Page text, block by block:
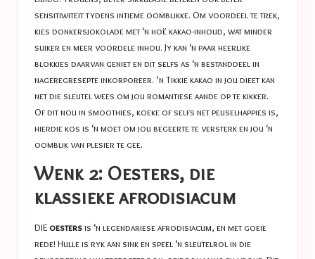
sensitiwiteit tydens intieme oomblikke. Om voordeel te trek,
kies donkersjokolade met ‘n hoë kakao-inhoud, wat minder
suiker en meer voordele inhou. Jy kan ‘n paar heerlike
blokkies daarvan geniet en dit selfs as ‘n bestanddeel in
nageregresepte inkorporeer. ’n Tikkie kakao in jou dieet kan
net die sleutel wees om jou romantiese aande op te kikker.
Of dit nou in smoothies, koeke of selfs net peuselhappies is,
hierdie kos is ‘n moet om jou begeerte te versterk en jou ‘n
oomblik van plesier te gee.
Wenk 2: Oesters, die
klassieke afrodisiacum
DIE oestersis ‘n legendariese afrodisiacum, en met goeie
rede! Hulle is ryk aan sink en speel ‘n sleutelrol in die